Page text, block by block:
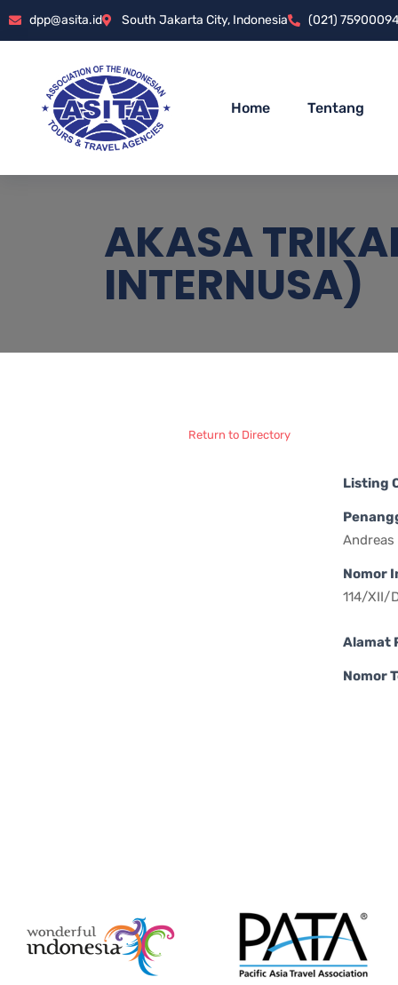
dpp@asita.id South Jakarta City, Indonesia (021)
Home Tentang
AKASA
INTERNUSA)
Return to Directory
Listing
Nomor
114/XII/
Alamat
Nomor